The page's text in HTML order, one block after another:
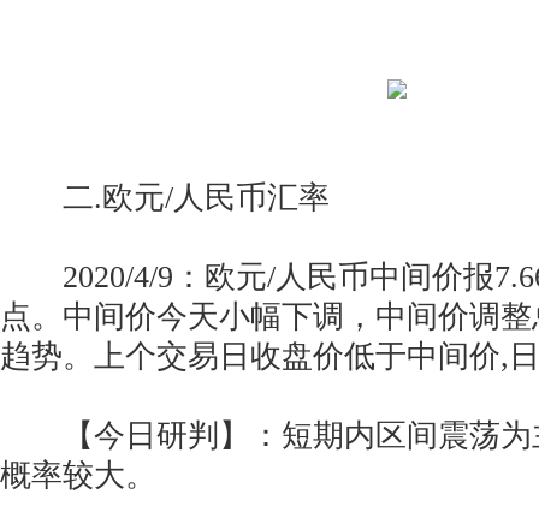
二.欧元/人民币汇率
2020/4/9：欧元/人民币中间价报
点。中间价今天小幅下调，中间价调
趋势。上个交易日收盘价低于中间价,
【今日研判】：短期内区间震荡为
概率较大。